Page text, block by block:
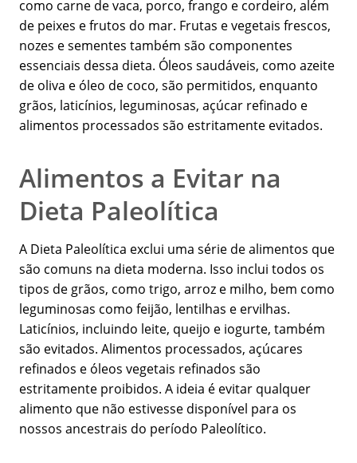
como carne de vaca, porco, frango e cordeiro, além
de peixes e frutos do mar. Frutas e vegetais frescos,
nozes e sementes também são componentes
essenciais dessa dieta. Óleos saudáveis, como azeite
de oliva e óleo de coco, são permitidos, enquanto
grãos, laticínios, leguminosas, açúcar refinado e
alimentos processados são estritamente evitados.
Alimentos a Evitar na
Dieta Paleolítica
A Dieta Paleolítica exclui uma série de alimentos que
são comuns na dieta moderna. Isso inclui todos os
tipos de grãos, como trigo, arroz e milho, bem como
leguminosas como feijão, lentilhas e ervilhas.
Laticínios, incluindo leite, queijo e iogurte, também
são evitados. Alimentos processados, açúcares
refinados e óleos vegetais refinados são
estritamente proibidos. A ideia é evitar qualquer
alimento que não estivesse disponível para os
nossos ancestrais do período Paleolítico.